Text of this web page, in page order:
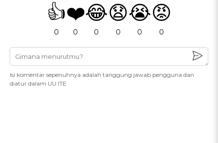
👍
0
❤️
0
😂
0
😧
0
😭
0
😡
0
Isi komentar sepenuhnya adalah tanggung jawab pengguna dan
diatur dalam UU ITE